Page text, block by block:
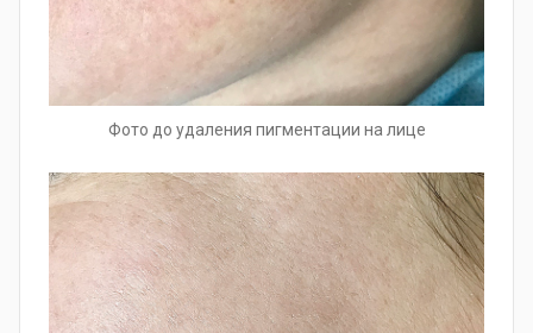
Фото до удаления пигментации на лице